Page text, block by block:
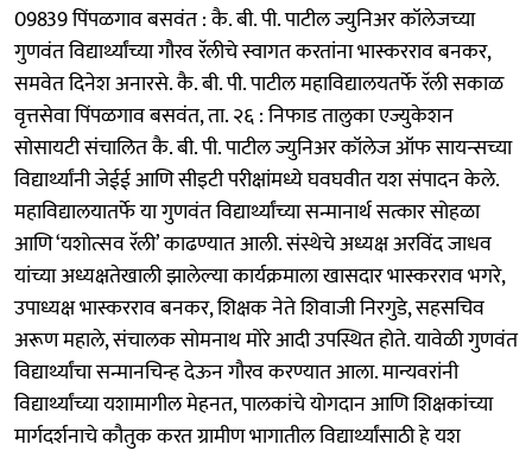
09839 पिंपळगाव बसवंत : कै. बी. पी. पाटील ज्युनिअर कॉलेजच्या
गुणवंत विद्यार्थ्यांच्या गौरव रॅलीचे स्वागत करतांना भास्करराव बनकर,
समवेत दिनेश अनारसे. कै. बी. पी. पाटील महाविद्यालयतर्फे रॅली सकाळ
वृत्तसेवा पिंपळगाव बसवंत, ता. २६ : निफाड तालुका एज्युकेशन
सोसायटी संचालित कै. बी. पी. पाटील ज्युनिअर कॉलेज ऑफ सायन्सच्या
विद्यार्थ्यांनी जेईई आणि सीइटी परीक्षांमध्ये घवघवीत यश संपादन केले.
महाविद्यालयातर्फे या गुणवंत विद्यार्थ्यांच्या सन्मानार्थ सत्कार सोहळा
आणि ‘यशोत्सव रॅली’ काढण्यात आली. संस्थेचे अध्यक्ष अरविंद जाधव
यांच्या अध्यक्षतेखाली झालेल्या कार्यक्रमाला खासदार भास्करराव भगरे,
उपाध्यक्ष भास्करराव बनकर, शिक्षक नेते शिवाजी निरगुडे, सहसचिव
अरूण महाले, संचालक सोमनाथ मोरे आदी उपस्थित होते. यावेळी गुणवंत
विद्यार्थ्यांचा सन्मानचिन्ह देऊन गौरव करण्यात आला. मान्यवरांनी
विद्यार्थ्यांच्या यशामागील मेहनत, पालकांचे योगदान आणि शिक्षकांच्या
मार्गदर्शनाचे कौतुक करत ग्रामीण भागातील विद्यार्थ्यांसाठी हे यश